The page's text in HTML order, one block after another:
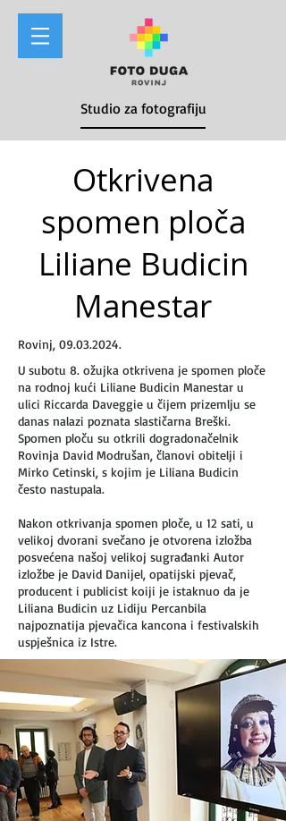
Studio za fotografiju
Otkrivena
spomen ploča
Liliane Budicin
Manestar
Rovinj, 09.03.2024.
U subotu 8. ožujka otkrivena je spomen ploče
na rodnoj kući Liliane Budicin Manestar u
ulici Riccarda Daveggie u čijem prizemlju se
danas nalazi poznata slastičarna Breški.
Spomen ploču su otkrili dogradonačelnik
Rovinja David Modrušan, članovi obitelji i
Mirko Cetinski, s kojim je Liliana Budicin
često nastupala.
Nakon otkrivanja spomen ploče, u 12 sati, u
velikoj dvorani svečano je otvorena izložba
posvećena našoj velikoj sugrađanki Autor
izložbe je David Danijel, opatijski pjevač,
producent i publicist koiji je istaknuo da je
Liliana Budicin uz Lidiju Percanbila
najpoznatija pjevačica kancona i festivalskih
uspješnica iz Istre.